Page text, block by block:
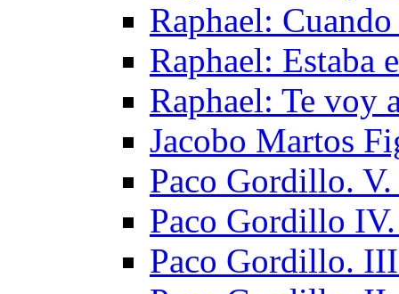
Raphael:
Raphael: Estaba
Raphael: Te voy
Jacobo Martos
Paco Gordillo.
Paco Gordillo
Paco Gordillo.